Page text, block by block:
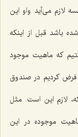
لازم مى‌آید واو این
باشد قبل از اینكه
كه ماهیت موجود
كردیم در صندوق
لازم این است. مثل
موجوده در این